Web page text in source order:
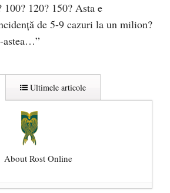
120? 150? Asta e
de 5-9 cazuri la un milion?
astea…”
Ultimele articole
About Rost Online